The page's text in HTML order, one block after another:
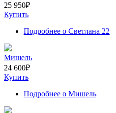
25 950₽
Купить
Подробнее о Светлана 22
Мишель
24 600₽
Купить
Подробнее о Мишель